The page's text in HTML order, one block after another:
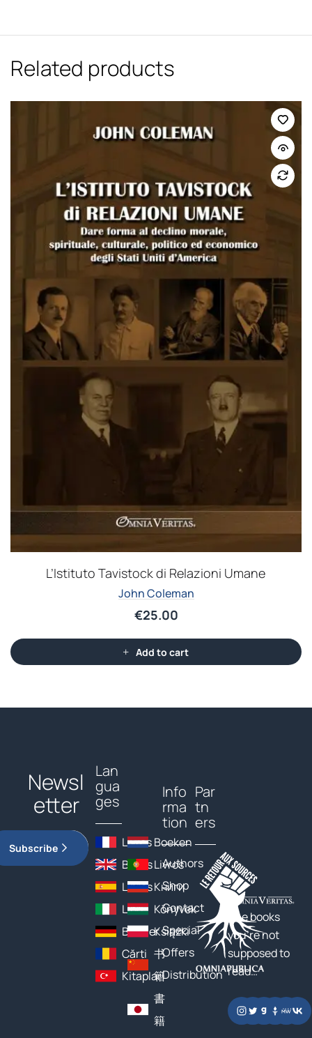
Related products
L’Istituto Tavistock di Relazioni Umane
John Coleman
€25.00
Add to cart
Newsl
etter
Subscribe
Lan
gua
ges
Livres
Books
Libros
Libri
Bücher
Cărți
Kitaplar
Boeken
Livros
Книги
Könyvek
Książki
书
籍
書
籍
Info
rma
tion
Authors
Shop
Contact
Special
Offers
Distribution
Par
tn
ers
The books
you’re not
supposed to
read…